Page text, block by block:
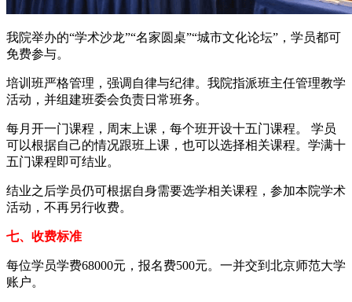
我院举办的“学术沙龙”“名家圆桌”“城市文化论坛”，学员都可
免费参与。
培训班严格管理，强调自律与纪律。我院指派班主任管理教学
活动，并组建班委会负责日常班务。
每月开一门课程，周末上课，每个班开设十五门课程。 学员
可以根据自己的情况跟班上课，也可以选择相关课程。学满十
五门课程即可结业。
结业之后学员仍可根据自身需要选学相关课程，参加本院学术
活动，不再另行收费。
七、收费标准
每位学员学费68000元，报名费500元。一并交到北京师范大学
账户。